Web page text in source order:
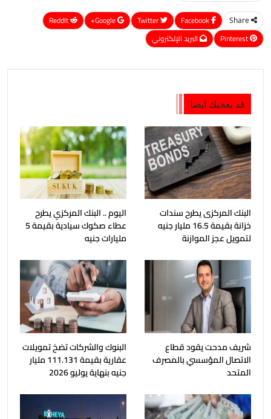
Share
Google+
ReddIt
Pinterest
البريد الإلكتروني
قد يعجبك ايضا
البنك المركزى يطرح سندات
خزانة بقيمة 16.5 مليار جنيه
لتمويل عجز الموازنة
اليوم .. البنك المركزي يطرح
عطاء صكوك سيادية بقيمة 5
مليارات جنيه
شريف مدحت يقود قطاع
الاتصال المؤسسي بالمصرف
المتحد
البنوك والشركات تضخ تمويلات
عقارية بقيمة 111.131 مليار
جنيه بنهاية يوليو 2026